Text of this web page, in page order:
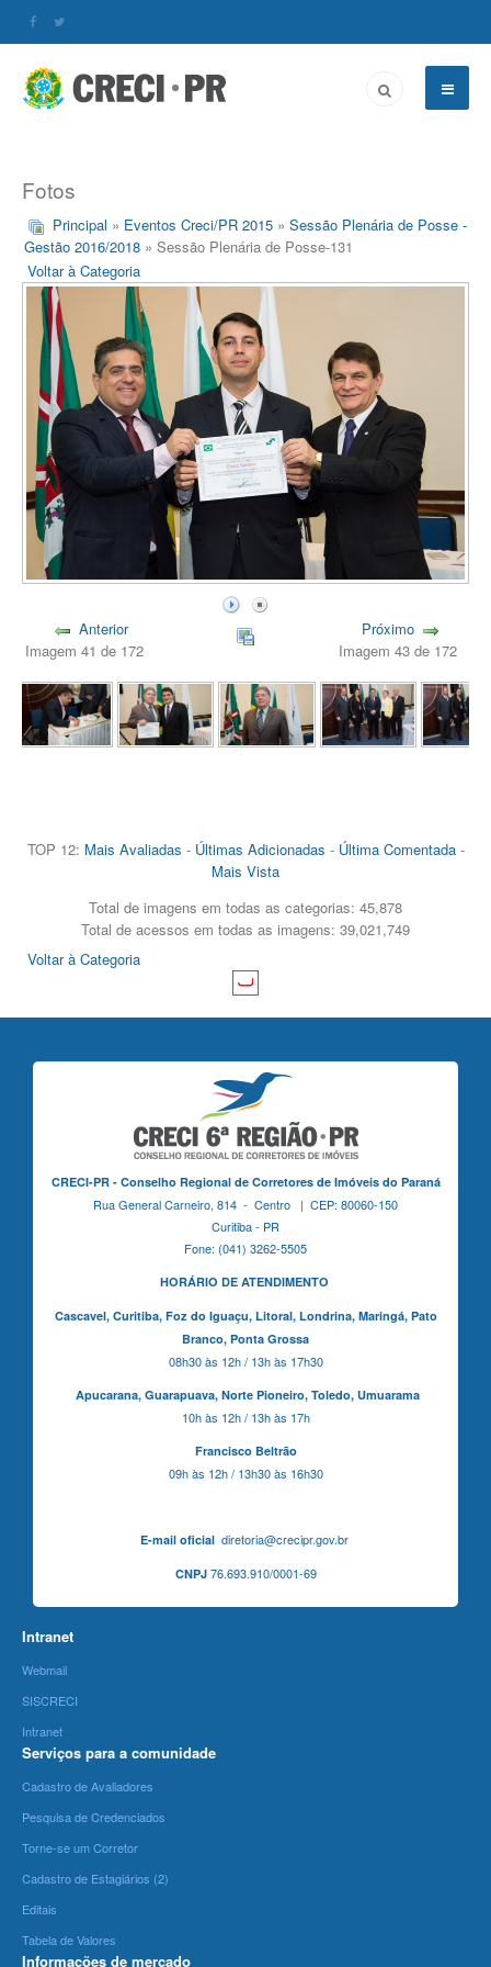
Fotos
Principal » Eventos Creci/PR 2015 » Sessão Plenária de Posse -
Gestão 2016/2018 » Sessão Plenária de Posse-131
Voltar à Categoria
Anterior
Imagem 41 de 172
Próximo
Imagem 43 de 172
TOP 12: Mais Avaliadas - Últimas Adicionadas - Última Comentada-
Mais Vista
Total de imagens em todas as categorias: 45,878
Total de acessos em todas as imagens: 39,021,749
Voltar à Categoria
CRECI-PR - Conselho Regional de Corretores de Imóveis do Paraná
Rua General Carneiro, 814 - Centro | CEP: 80060-150
Curitiba - PR
Fone: (041) 3262-5505
HORÁRIO DE ATENDIMENTO
Cascavel, Curitiba,Foz do Iguaçu, Litoral, Londrina, Maringá, Pato
Branco, Ponta Grossa
08h30 às 12h / 13h às 17h30
Apucarana, Guarapuava, Norte Pioneiro, Toledo, Umuarama
10h às 12h / 13h às 17h
Francisco Beltrão
09h às 12h / 13h30 às 16h30
E-mail oficialdiretoria@crecipr.gov.br
CNPJ76.693.910/0001-69
Intranet
Webmail
SISCRECI
Intranet
Serviços para a comunidade
Cadastro de Avaliadores
Pesquisa de Credenciados
Torne-se um Corretor
Cadastro de Estagiários (2)
Editais
Tabela de Valores
Informações de mercado